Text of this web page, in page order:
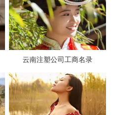
云南注塑公司工商名录